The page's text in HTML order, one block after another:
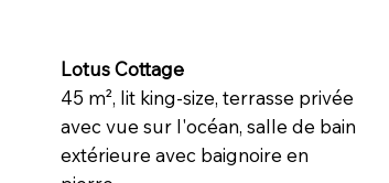
Lotus Cottage
45 m², lit king-size, terrasse privée
avec vue sur l'océan, salle de bain
extérieure avec baignoire en